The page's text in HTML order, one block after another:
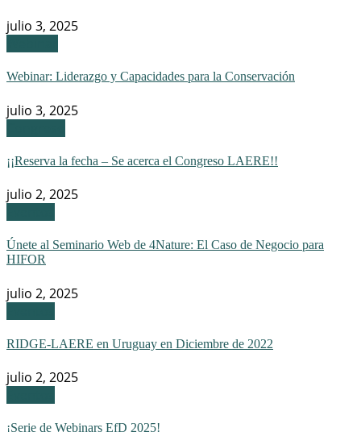
julio 3, 2025
Webinar: Liderazgo y Capacidades para la Conservación
julio 3, 2025
¡¡Reserva la fecha – Se acerca el Congreso LAERE!!
julio 2, 2025
Únete al Seminario Web de 4Nature: El Caso de Negocio para
HIFOR
julio 2, 2025
RIDGE-LAERE en Uruguay en Diciembre de 2022
julio 2, 2025
¡Serie de Webinars EfD 2025!